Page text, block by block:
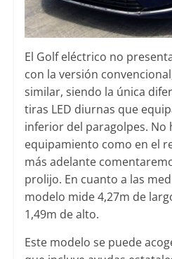
El Golf eléctrico no
con la versión
similar, siendo la única
tiras LED diurnas que
inferior del paragolpes. No
equipamiento como en el
más adelante
prolijo. En cuanto a las
modelo mide 4,27m de
1,49m de alto.
Este modelo se puede